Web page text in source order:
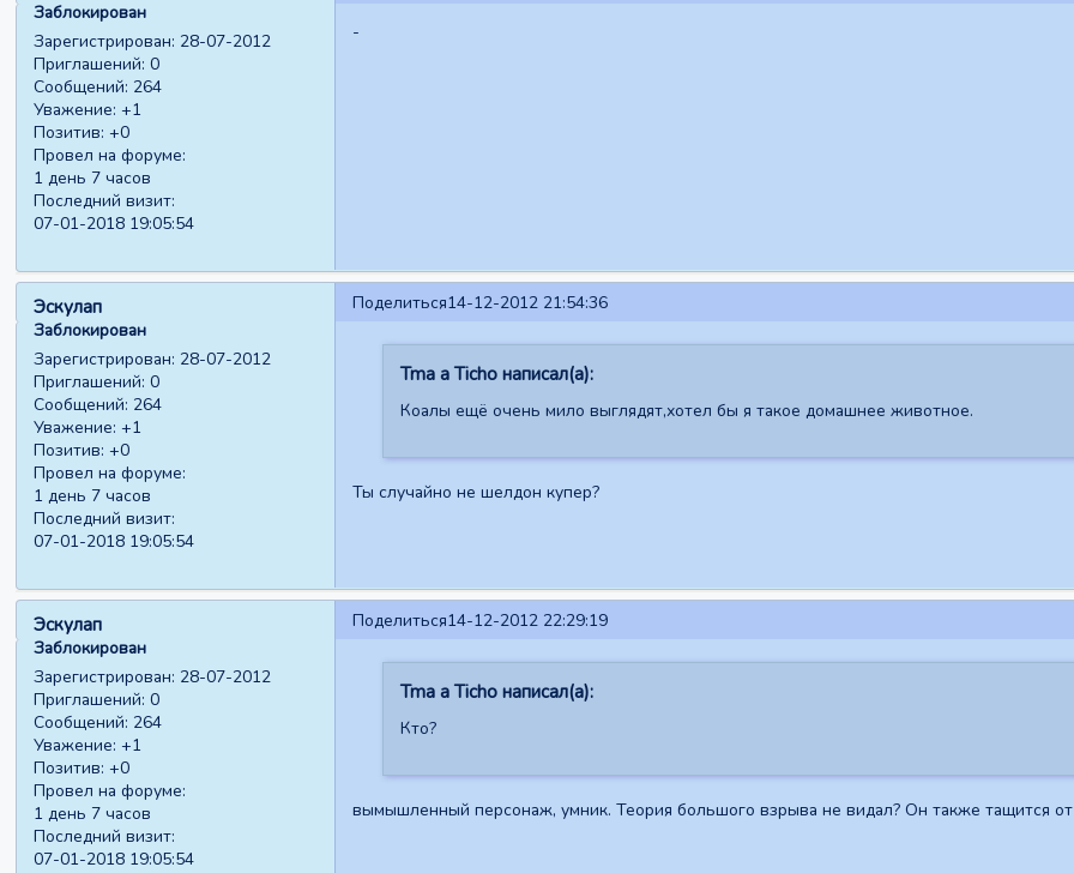
Заблокирован
Зарегистрирован: 28-07-2012
Приглашений: 0
Сообщений: 264
Уважение: +1
Позитив: +0
Провел на форуме:
1 день 7 часов
Последний визит:
07-01-2018 19:05:54
-
Поделиться14-12-2012 21:54:36
Эскулап
Заблокирован
Зарегистрирован: 28-07-2012
Приглашений: 0
Сообщений: 264
Уважение: +1
Позитив: +0
Провел на форуме:
1 день 7 часов
Последний визит:
07-01-2018 19:05:54
Tma a Ticho написал(а):
Коалы ещё очень мило выглядят,хотел бы я такое домашнее животное.
Ты случайно не шелдон купер?
Поделиться14-12-2012 22:29:19
Эскулап
Заблокирован
Зарегистрирован: 28-07-2012
Приглашений: 0
Сообщений: 264
Уважение: +1
Позитив: +0
Провел на форуме:
1 день 7 часов
Последний визит:
07-01-2018 19:05:54
Tma a Ticho написал(а):
Кто?
вымышленный персонаж, умник. Теория большого взрыва не видал? Он также тащится от